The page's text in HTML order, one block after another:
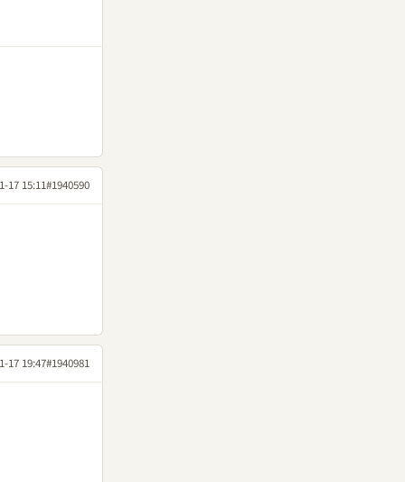
17 15:11#1940590
17 19:47#1940981